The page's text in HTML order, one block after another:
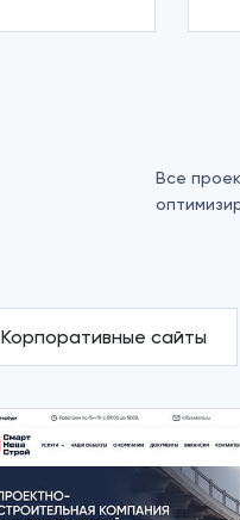
Все
Корпоративные сайты